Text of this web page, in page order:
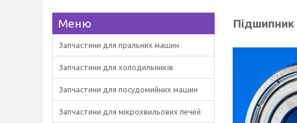
Запчастини для пральних машин
Запчастини для холодильників
Запчастини для посудомийних машин
Запчастини для мікрохвильових печей